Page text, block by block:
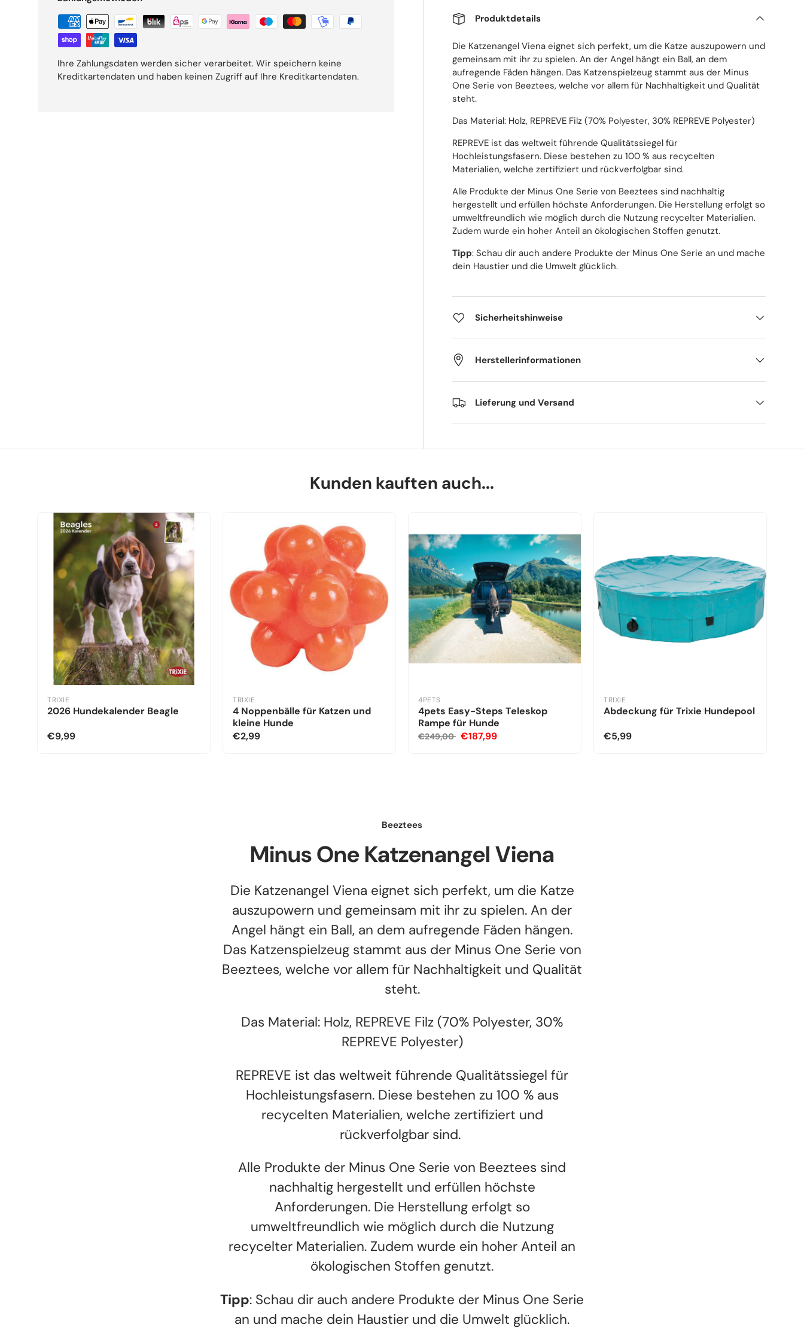
Produktdetails
Die Katzenangel Viena eignet sich perfekt, um die Katze auszupowern und
gemeinsam mit ihr zu spielen. An der Angel hängt ein Ball, an dem
aufregende Fäden hängen. Das Katzenspielzeug stammt aus der Minus
One Serie von Beeztees, welche vor allem für Nachhaltigkeit und Qualität
steht.
Das Material: Holz, REPREVE Filz (70% Polyester, 30% REPREVE Polyester)
REPREVE ist das weltweit führende Qualitätssiegel für
Hochleistungsfasern. Diese bestehen zu 100 % aus recycelten
Materialien, welche zertifiziert und rückverfolgbar sind.
Alle Produkte der Minus One Serie von Beeztees sind nachhaltig
hergestellt und erfüllen höchste Anforderungen. Die Herstellung erfolgt so
umweltfreundlich wie möglich durch die Nutzung recycelter Materialien.
Zudem wurde ein hoher Anteil an ökologischen Stoffen genutzt.
Tipp: Schau dir auch andere Produkte der Minus One Serie an und mache
dein Haustier und die Umwelt glücklich.
Sicherheitshinweise
Herstellerinformationen
Lieferung und Versand
Ihre Zahlungsdaten werden sicher verarbeitet. Wir speichern keine
Kreditkartendaten und haben keinen Zugriff auf Ihre Kreditkartendaten.
Kunden kauften auch...
TRIXIE
2026 Hundekalender Beagle
€9,99
TRIXIE
4 Noppenbälle für Katzen und
kleine Hunde
€2,99
4PETS
4pets Easy-Steps Teleskop
Rampe für Hunde
€249,00 €187,99
TRIXIE
Abdeckung für Trixie Hundepool
€5,99
Beeztees
Minus One Katzenangel Viena
Die Katzenangel Viena eignet sich perfekt, um die Katze
auszupowern und gemeinsam mit ihr zu spielen. An der
Angel hängt ein Ball, an dem aufregende Fäden hängen.
Das Katzenspielzeug stammt aus der Minus One Serie von
Beeztees, welche vor allem für Nachhaltigkeit und Qualität
steht.
Das Material: Holz, REPREVE Filz (70% Polyester, 30%
REPREVE Polyester)
REPREVE ist das weltweit führende Qualitätssiegel für
Hochleistungsfasern. Diese bestehen zu 100 % aus
recycelten Materialien, welche zertifiziert und
rückverfolgbar sind.
Alle Produkte der Minus One Serie von Beeztees sind
nachhaltig hergestellt und erfüllen höchste
Anforderungen. Die Herstellung erfolgt so
umweltfreundlich wie möglich durch die Nutzung
recycelter Materialien. Zudem wurde ein hoher Anteil an
ökologischen Stoffen genutzt.
Tipp: Schau dir auch andere Produkte der Minus One Serie
an und mache dein Haustier und die Umwelt glücklich.